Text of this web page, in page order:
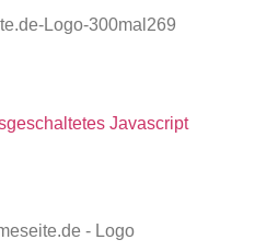
Javascript